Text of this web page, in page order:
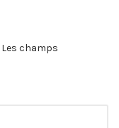
Les champs